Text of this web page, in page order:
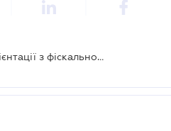
Податківці шляхом переорієнтації з фіскальної на сервісну функцію хочуть збільшити рівень добровільної сплати податків